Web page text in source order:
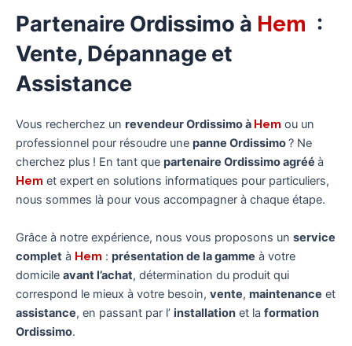
Partenaire Ordissimo à Hem :
Vente, Dépannage et
Assistance
Vous recherchez un revendeur Ordissimo à Hem ou un
professionnel pour résoudre une panne Ordissimo? Ne
cherchez plus ! En tant que partenaire Ordissimo agréé à
Hem et expert en solutions informatiques pour particuliers,
nous sommes là pour vous accompagner à chaque étape.
Grâce à notre expérience, nous vous proposons un service
complet à Hem : présentation de la gamme à votre
domicile avant l’achat, détermination du produit qui
correspond le mieux à votre besoin, vente, maintenance et
assistance, en passant par l’ installation et la formation
Ordissimo.